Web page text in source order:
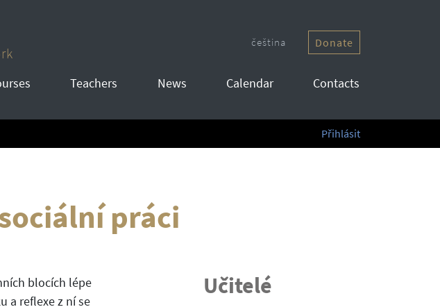
čeština Donate
Teachers News Calendar Contacts
Přihlásit
práci
blocích lépe
a reflexe z ní se
Učitelé